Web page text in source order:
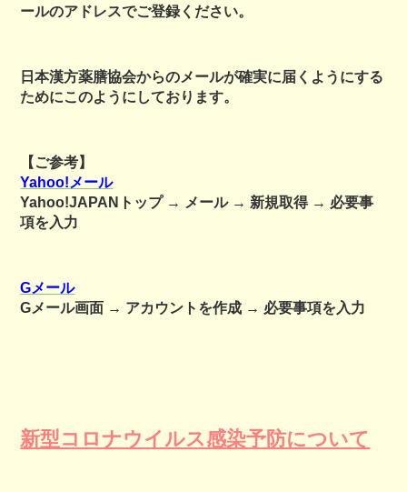
ールのアドレスでご登録ください。
日本漢方薬膳協会からのメールが確実に届くようにする
ためにこのようにしております。
【ご参考】
Yahoo!メール
Yahoo!JAPANトップ → メール → 新規取得 → 必要事
項を入力
Gメール
Gメール画面 → アカウントを作成 → 必要事項を入力
新型コロナウイルス感染予防について